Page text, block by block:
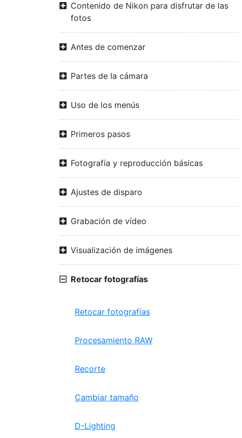
Contenido de Nikon para disfrutar de las
fotos
Antes de comenzar
Partes de la cámara
Uso de los menús
Primeros pasos
Fotografía y reproducción básicas
Ajustes de disparo
Grabación de vídeo
Visualización de imágenes
Retocar fotografías
Retocar fotografías
Procesamiento RAW
Recorte
Cambiar tamaño
D-Lighting